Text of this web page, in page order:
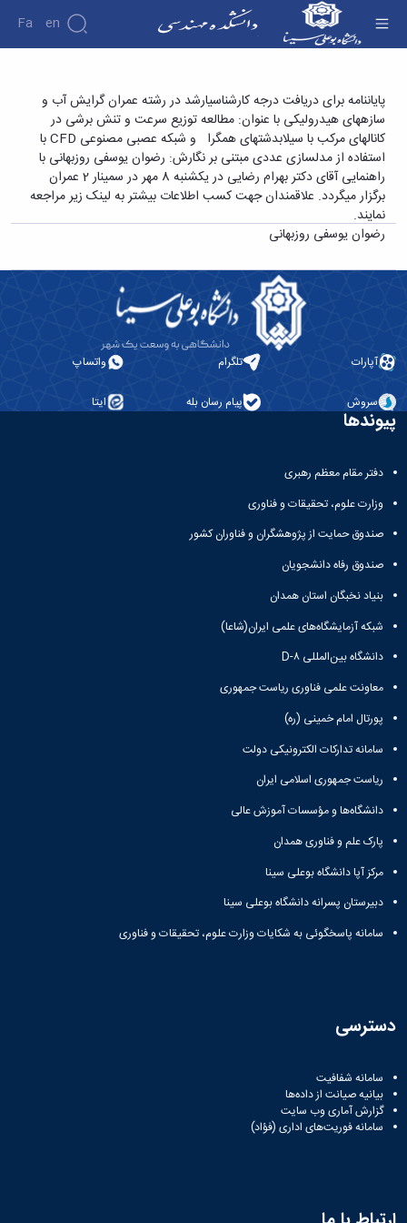
Fa En
دانشکده
درباره
دانشکده
تاریخچه
ریاست
دانشکده
آلبوم
عکس
اطلاعات
معاونت
معاونت
تحصیلات
تکمیلی
پژوهش
نشریات
پایاننامه برای دریافت درجه کارشناسیارشد در رشته
عمران گرایش آب و سازههای هیدرولیکی با عنوان:
مطالعه توزیع سرعت و تنش برشی در کانالهای
مرکب با سیلابدشتهای همگرا و شبکه عصبی
مصنوعی CFD با استفاده از مدلسازی عددی مبتنی
بر نگارش: رضوان یوسفی روزبهانی - دانشکده فنی و
مهندسی
پایاننامه برای دریافت درجه کارشناسیارشد در رشته عمران گرایش آب و
سازههای هیدرولیکی با عنوان: مطالعه توزیع سرعت و تنش برشی در
کانالهای مرکب با سیلابدشتهای همگرا و شبکه عصبی مصنوعی CFD با
استفاده از مدلسازی عددی مبتنی بر نگارش: رضوان یوسفی روزبهانی با
راهنمایی آقای دکتر بهرام رضایی در یکشنبه 8 مهر در سمینار 2 عمران
برگزار میگردد. علاقمندان جهت کسب اطلاعات بیشتر به لینک زیر مراجعه
نمایند.
رضوان یوسفی روزبهانی
آپارات تلگرام واتساپ
سروش پیام رسان بله ایتا
پیوندها
دفتر مقام معظم رهبری
وزارت علوم، تحقیقات و فناوری
صندوق حمایت از پژوهشگران و فناوران کشور
صندوق رفاه دانشجویان
بنیاد نخبگان استان همدان
شبکه آزمایشگاه‌های علمی ایران(شاعا)
دانشگاه بین‌المللی D-۸
معاونت علمی فناوری ریاست جمهوری
پورتال امام خمینی (ره)
سامانه تدارکات الکترونیکی دولت
ریاست جمهوری اسلامی ایران
دانشگاه‌ها و مؤسسات آموزش عالی
پارک علم و فناوری همدان
مرکز آپا دانشگاه بوعلی سینا
دبیرستان پسرانه دانشگاه بوعلی سینا
سامانه پاسخگوئی به شکایات وزارت علوم، تحقیقات و فناوری
دسترسی
سامانه شفافیت
بیانیه صیانت از داده‌ها
گزارش آماری وب‌ سایت
سامانه فوریت‌های اداری (فؤاد)